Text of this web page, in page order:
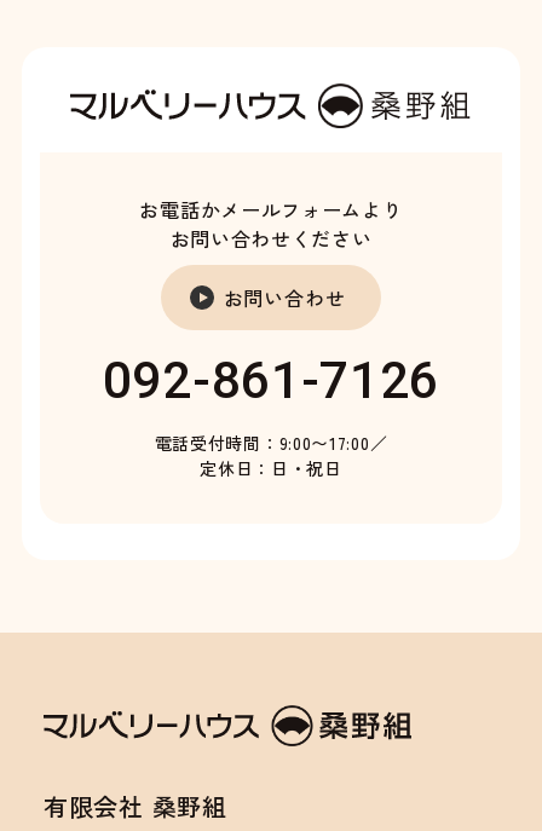
お電話かメールフォームより
お問い合わせください
お問い合わせ
092-861-7126
電話受付時間：9:00〜17:00／
定休日：日・祝日
有限会社 桑野組